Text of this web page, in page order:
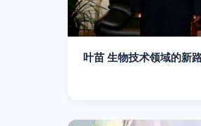
叶苗 生物技术领域的新